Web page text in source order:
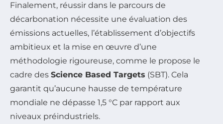
Finalement, réussir dans le parcours de
décarbonation nécessite une évaluation des
émissions actuelles, l’établissement d’objectifs
ambitieux et la mise en œuvre d’une
méthodologie rigoureuse, comme le propose le
cadre des Science Based Targets (SBT). Cela
garantit qu’aucune hausse de température
mondiale ne dépasse 1,5 °C par rapport aux
niveaux préindustriels.